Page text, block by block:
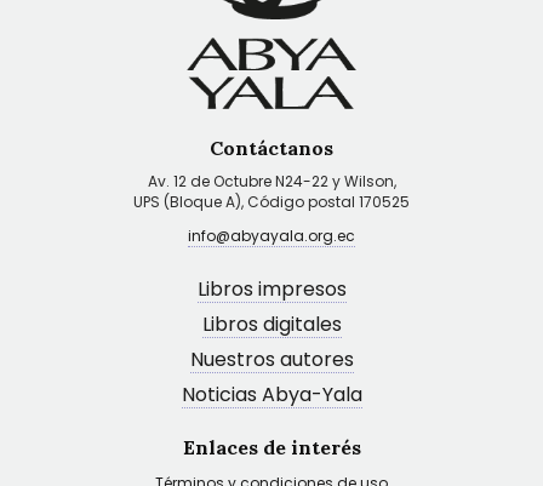
Contáctanos
Av. 12 de Octubre N24-22 y Wilson,
UPS (Bloque A), Código postal 170525
info@abyayala.org.ec
Libros impresos
Libros digitales
Nuestros autores
Noticias Abya-Yala
Enlaces de interés